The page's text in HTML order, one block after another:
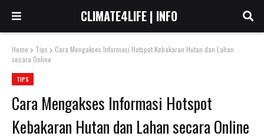
CLIMATE4LIFE | INFO
Home Tips
Cara Mengakses Informasi Hotspot Kebakaran Hutan dan Lahan
secara Online
TIPS
Cara Mengakses Informasi Hotspot
Kebakaran Hutan dan Lahan secara Online